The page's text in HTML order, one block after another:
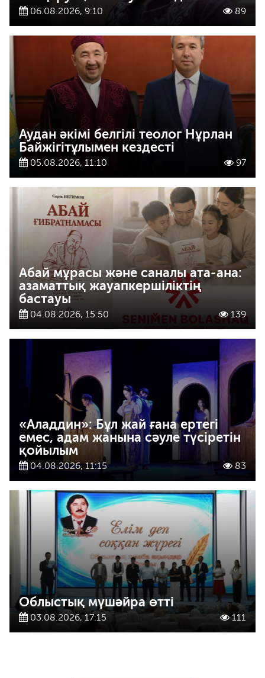
06.08.2026, 9:10 89
Аудан әкімі белгілі теолог Нұрлан
Байжігітұлымен кездесті
05.08.2026, 11:10 97
Абай мұрасы және саналы ата-ана:
азаматтық жауапкершіліктің
бастауы
04.08.2026, 15:50 139
«Аладдин»: Бұл жай ғана ертегі
емес, адам жанына сәуле түсіретін
қойылым
04.08.2026, 11:15 83
Облыстық мүшәйра өтті
03.08.2026, 17:15 111